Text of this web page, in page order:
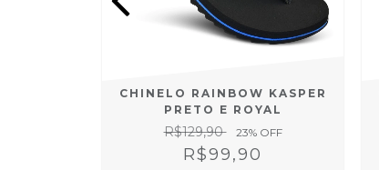
CHINELO RAINBOW KASPER
PRETO E ROYAL
R$129,90 23% OFF
R$99,90